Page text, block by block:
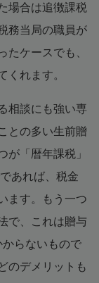
場合は追徴課税
務当局の職員が
たケースでも、
くれます。
相談にも強い専
との多い生前贈
が「暦年課税」
あれば、税金
ます。もう一つ
で、これは贈与
らないもので
のデメリットも